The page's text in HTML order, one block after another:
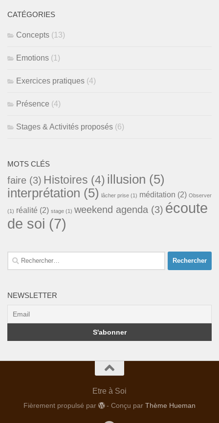
publiés
CATÉGORIES
Concepts (13)
Emotions (1)
Exercices pratiques (4)
Présence (4)
Stages & Activités proposés (6)
MOTS CLÉS
faire (3) Histoires (4) illusion (5)
interprétation (5) lâcher prise (1) méditation (2) Observer
(1) réalité (2) stage (1) weekend agenda (3) écoute
de soi (7)
Rechercher :
NEWSLETTER
Etre à Soi
Fièrement propulsé par - Conçu parThème Hueman